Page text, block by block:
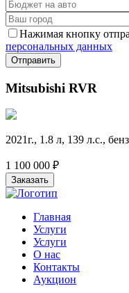
Нажимая кнопку
персональных данных
Отправить
Mitsubishi RVR
2021г., 1.8 л, 139 л.с.,
1 100 000 ₽
Заказать
Главная
Услуги
Услуги
О нас
Контакты
Аукцион